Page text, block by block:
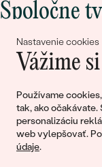
Nastavenie cookies
Vážime
Používame
tak, ako očakávate.
personalizáciu
web vylepšovať.
údaje.
Spoločne
lásky